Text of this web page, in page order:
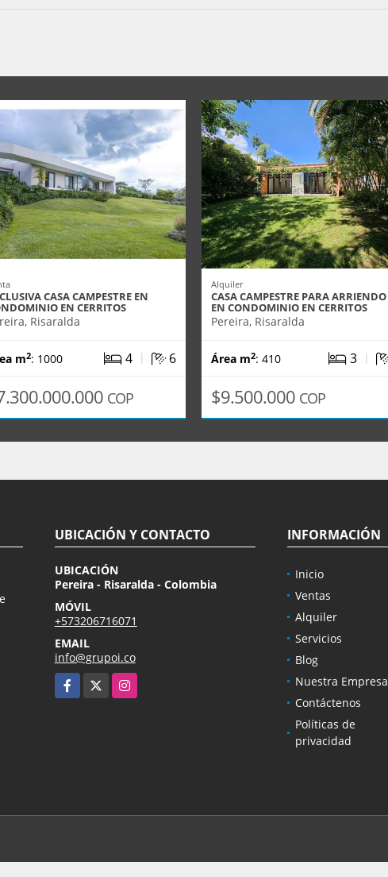
CASA CAMPESTRE EN
EN CERRITOS
Risaralda
m2: 1000 4 | 6
COP
Alquiler
CASA CAMPESTRE PARA ARRIENDO
EN CONDOMINIO EN CERRITOS
Pereira, Risaralda
Área m2: 410 3 |
$9.500.000 COP
UBICACIÓN Y CONTACTO
UBICACIÓN
Pereira - Risaralda - Colombia
MÓVIL
+573206716071
EMAIL
info@grupoi.co
Facebook
Instagram
INFORMACIÓN
Inicio
Ventas
Alquiler
Servicios
Blog
Nuestra Empresa
Contáctenos
Políticas de
privacidad